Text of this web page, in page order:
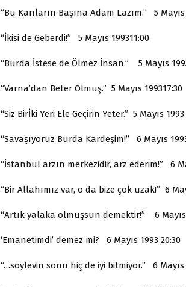
“Bu Kanların Başına Adam Lazım.” 5 Mayıs
“İkisi de Geberdi!” 5 Mayıs 199311:00
“Burda İstese de Ölmez İnsan.” 5 Mayıs
“Varna’dan Beter Olmuş.” 5 Mayıs 199317:30
“Siz Birİki Yeri Ele Geçirin Yeter.” 5 Mayıs
“Savaşıyoruz Burda Kardeşim!” 6 Mayıs
“İstanbul arzın merkezidir, arz ederim!” 6
“Bir Allahımız var, o da bize çok uzak!” 6
“Artık yalaka olmuşsun demektir!” 6 Mayıs
‘Emanetimdi’ demez mi? 6 Mayıs 1993 20:30
“…söylevin sonu hiç de iyi bitmiyor.” 6 Mayıs